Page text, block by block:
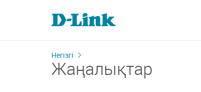
Негізгі
Жаңалықтар